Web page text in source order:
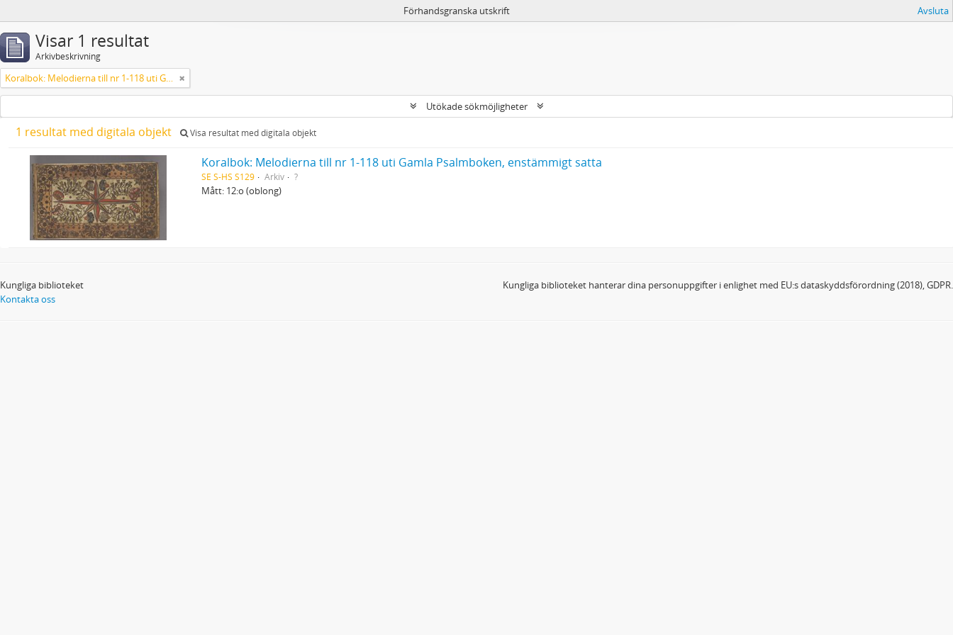
Förhandsgranska utskrift Avsluta
Visar 1 resultat
Arkivbeskrivning
Koralbok: Melodierna till nr 1-118 uti Gamla Psalmboken, enstämmigt satta
Utökade sökmöjligheter
1 resultat med digitala objekt Visa resultat med digitala objekt
Koralbok: Melodierna till nr 1-118 uti Gamla Psalmboken, enstämmigt satta
SE S-HS S129 Arkiv ?
Mått: 12:o (oblong)
Kungliga biblioteket
Kontakta oss
Kungliga biblioteket hanterar dina personuppgifter i enlighet med EU:s dataskyddsförordning (2018), GDPR.